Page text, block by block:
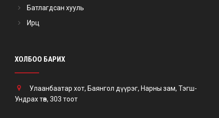
Батлагдсан хууль
Ирц
ХОЛБОО БАРИХ
Улаанбаатар хот, Баянгол дүүрэг, Нарны зам, Тэгш-
Ундрах төв, 303 тоот